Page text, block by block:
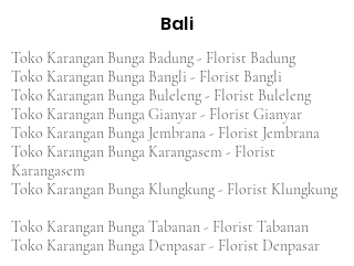
Bali
Toko Karangan Bunga Badung - Florist Badung
Toko Karangan Bunga Bangli - Florist Bangli
Toko Karangan Bunga Buleleng - Florist Buleleng
Toko Karangan Bunga Gianyar - Florist Gianyar
Toko Karangan Bunga Jembrana - Florist Jembrana
Toko Karangan Bunga Karangasem - Florist
Karangasem
Toko Karangan Bunga Klungkung - Florist Klungkung
Toko Karangan Bunga Tabanan - Florist Tabanan
Toko Karangan Bunga Denpasar - Florist Denpasar